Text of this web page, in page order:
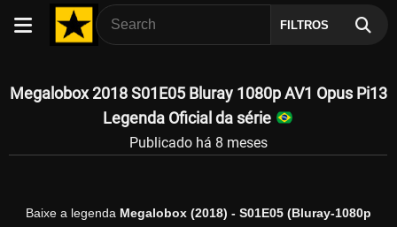
FILTROS
Megalobox 2018 S01E05 Bluray 1080p AV1 Opus Pi13
Legenda Oficial da série
Publicado há 8 meses
Baixe a legenda Megalobox (2018) - S01E05 (Bluray-1080p